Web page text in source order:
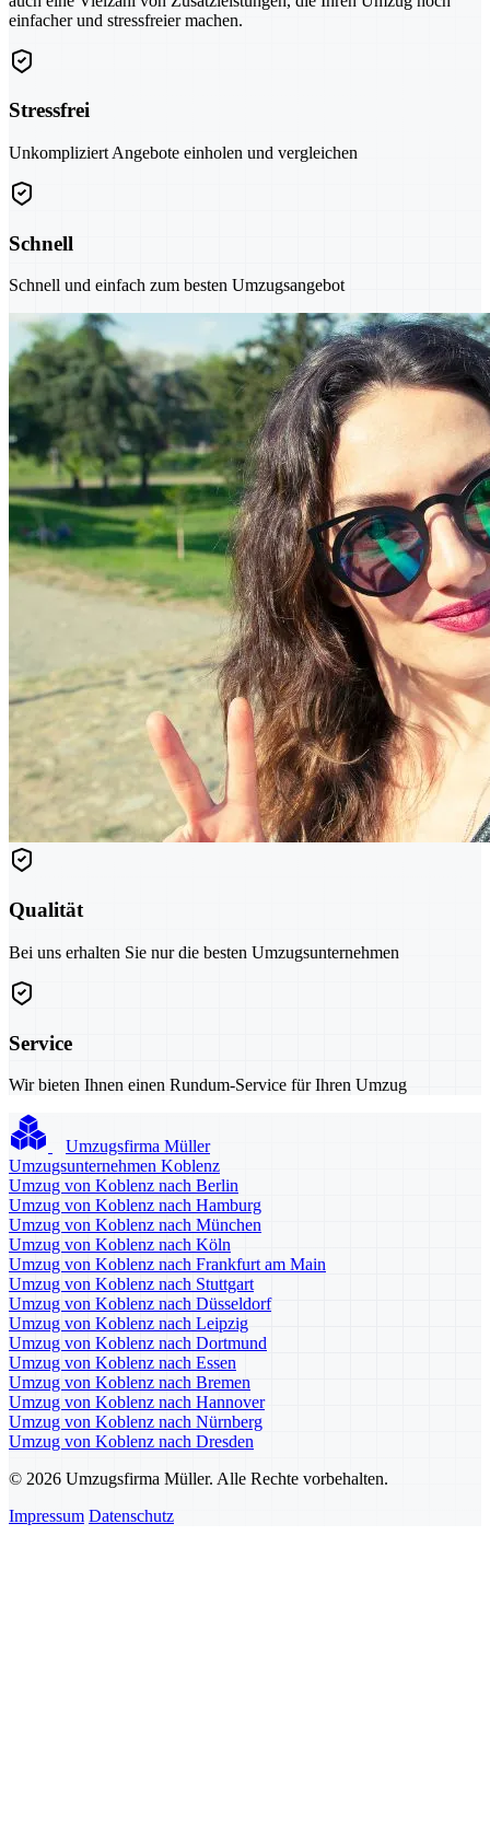
einfacher und stressfreier machen.
Stressfrei
Unkompliziert Angebote einholen und vergleichen
Schnell
Schnell und einfach zum besten Umzugsangebot
Qualität
Bei uns erhalten Sie nur die besten Umzugsunternehmen
Service
Wir bieten Ihnen einen Rundum-Service für Ihren Umzug
Umzugsfirma Müller
Umzugsunternehmen Koblenz
Umzug von Koblenz nach Berlin
Umzug von Koblenz nach Hamburg
Umzug von Koblenz nach München
Umzug von Koblenz nach Köln
Umzug von Koblenz nach Frankfurt am Main
Umzug von Koblenz nach Stuttgart
Umzug von Koblenz nach Düsseldorf
Umzug von Koblenz nach Leipzig
Umzug von Koblenz nach Dortmund
Umzug von Koblenz nach Essen
Umzug von Koblenz nach Bremen
Umzug von Koblenz nach Hannover
Umzug von Koblenz nach Nürnberg
Umzug von Koblenz nach Dresden
© 2026 Umzugsfirma Müller. Alle Rechte vorbehalten.
Impressum Datenschutz